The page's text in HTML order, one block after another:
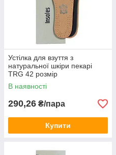
Устілка для взуття з
натуральної шкіри пекарі
TRG 42 розмір
В наявності
290,26 ₴/пара
Купити